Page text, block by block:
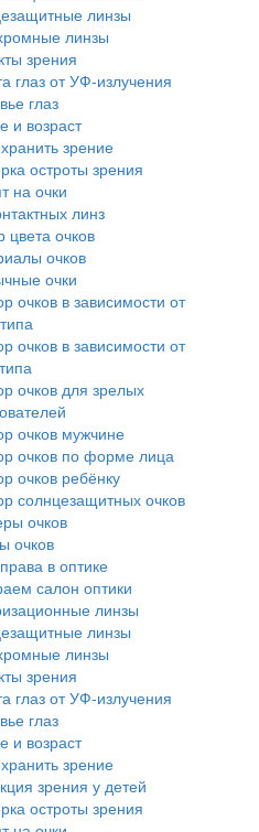
линзы
линзы
зрения
глаз от УФ-излучения
глаз
и возраст
зрение
остроты зрения
на очки
линз
цвета очков
очков
очки
очков в зависимости от
очков в зависимости от
очков для зрелых
очков мужчине
очков по форме лица
очков ребёнку
солнцезащитных очков
очков
очков
в оптике
салон оптики
линзы
линзы
линзы
зрения
глаз от УФ-излучения
глаз
и возраст
зрение
зрения у детей
остроты зрения